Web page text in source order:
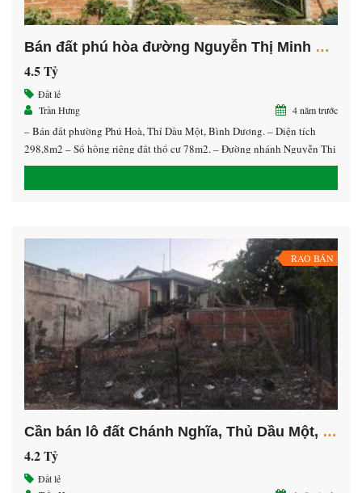
Bán đất phú hòa đường Nguyễn Thị Minh Khai, Thủ Dầu Một, Bình Dương
4.5 Tỷ
Đất lẻ
Trần Hưng
4 năm trước
– Bán đất phường Phú Hoà, Thỉ Dầu Một, Bình Dương. – Diện tích
298,8m2 – Sổ hồng riêng đất thổ cư 78m2. – Đường nhánh Nguyễn Thị
Minh Khai, gần trường học Việt Mỹ 200m, gần cây xăng số 6 khoảng
RAO BÁN
Cần bán lô đất Chánh Nghĩa, Thủ Dầu Một, Bình Dương.
4.2 Tỷ
Đất lẻ